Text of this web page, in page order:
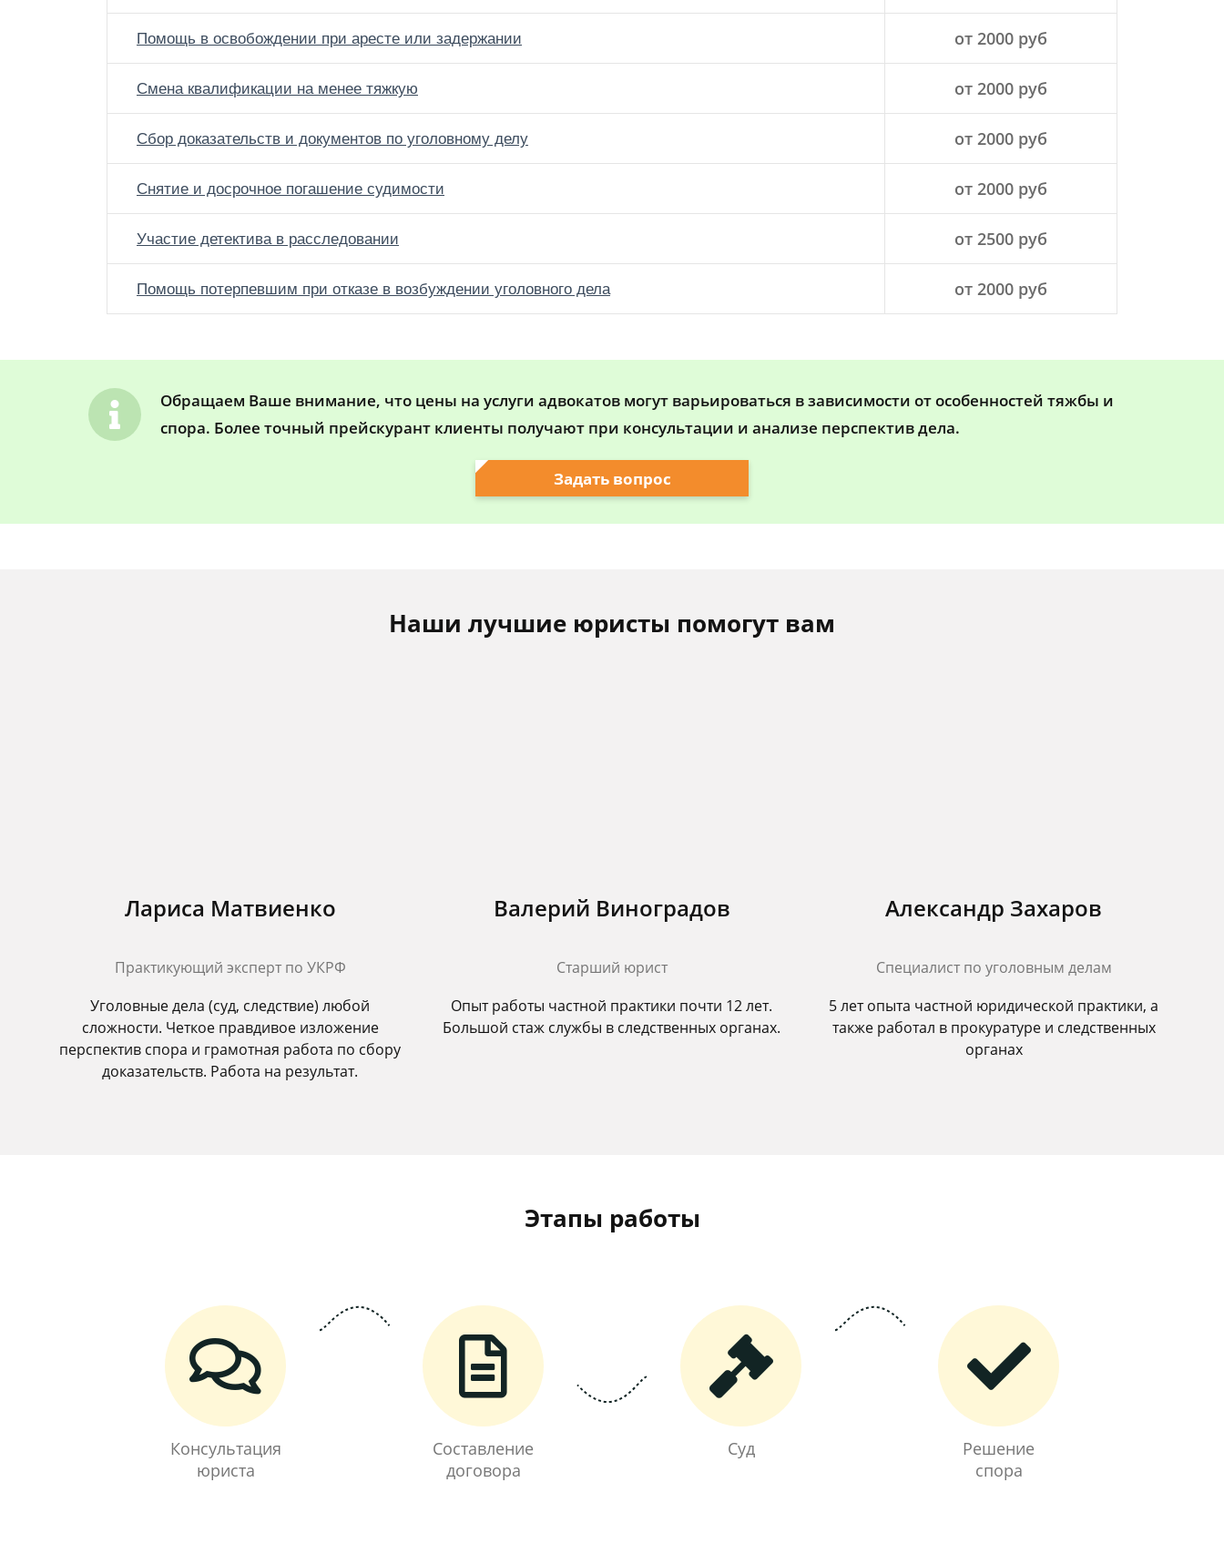
Помощь в освобождении при аресте или задержании от 2000 руб
Смена квалификации на менее тяжкую от 2000 руб
Сбор доказательств и документов по уголовному делу от 2000 руб
Снятие и досрочное погашение судимости от 2000 руб
Участие детектива в расследовании от 2500 руб
Помощь потерпевшим при отказе в возбуждении уголовного дела от 2000 руб
Обращаем Ваше внимание, что цены на услуги адвокатов могут варьироваться в зависимости от особенностей тяжбы и
спора. Более точный прейскурант клиенты получают при консультации и анализе перспектив дела.
Задать вопрос
Наши лучшие юристы помогут вам
Лариса Матвиенко
Практикующий эксперт по УКРФ
Уголовные дела (суд, следствие) любой
сложности. Четкое правдивое изложение
перспектив спора и грамотная работа по сбору
доказательств. Работа на результат.
Валерий Виноградов
Старший юрист
Опыт работы частной практики почти 12 лет.
Большой стаж службы в следственных органах.
Александр Захаров
Специалист по уголовным делам
5 лет опыта частной юридической практики, а
также работал в прокуратуре и следственных
органах
Этапы работы
Консультация
юриста
Составление
договора
Суд
Решение
спора